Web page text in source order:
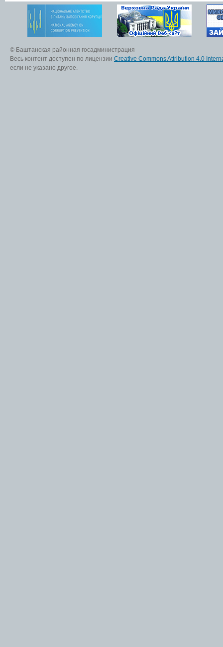
© Баштанская районная госадминистрация
Весь контент доступен по лицензии Creative Commons Attribution 4.0
если не указано другое.